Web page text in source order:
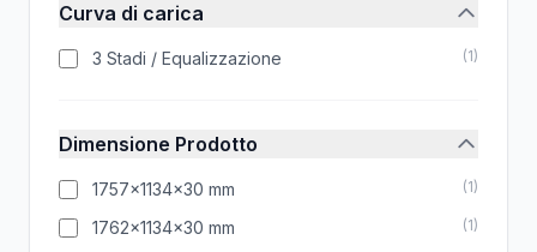
Curva di carica
3 Stadi / Equalizzazione (1)
Dimensione Prodotto
1757x1134x30 mm (1)
1762x1134x30 mm (1)